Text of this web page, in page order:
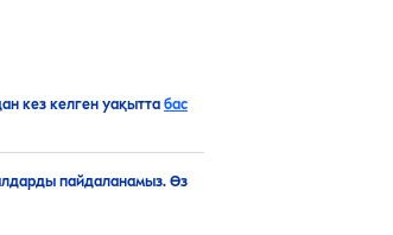
кез келген уақытта бас
пайдаланамыз. Өз